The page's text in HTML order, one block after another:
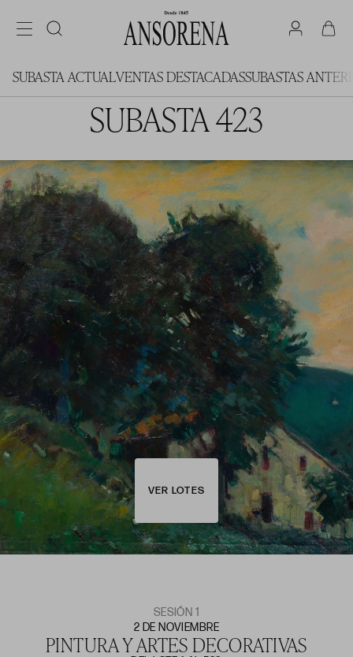
SUBASTA ACTUALVENTAS DESTACADASSUBASTAS
SUBASTA 423
VER LOTES
SESIÓN 1
2 DE NOVIEMBRE
PINTURA Y ARTES DECORATIVAS